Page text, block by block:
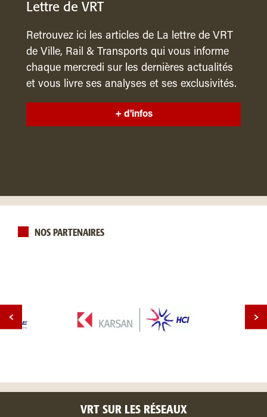
Lettre de VRT
Retrouvez ici les articles de La lettre de VRT
de Ville, Rail & Transports qui vous informe
chaque mercredi sur les dernières actualités
et vous livre ses analyses et ses exclusivités.
+ d'infos
NOS PARTENAIRES
VRT SUR LES RÉSEAUX